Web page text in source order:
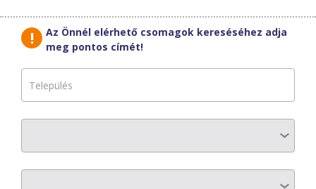
vissza a szolgáltatásokhoz
2002
AZ ELŐFIZETÉS RÉSZLETEI
Az Önnél elérhető csomagok kereséséhez adja
meg pontos címét!